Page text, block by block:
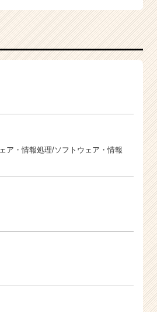
ア・情報処理/ソフトウェア・情報